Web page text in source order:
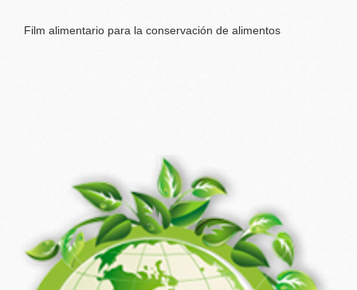
Film alimentario para la conservación de alimentos